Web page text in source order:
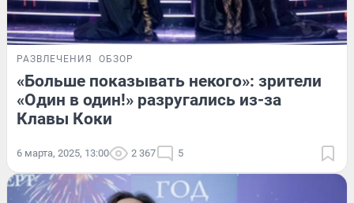
РАЗВЛЕЧЕНИЯ ОБЗОР
«Больше показывать некого»: зрители
«Один в один!» разругались из-за
Клавы Коки
6 марта, 2025, 13:00 2 367 5